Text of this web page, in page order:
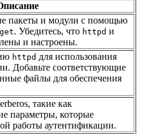
пакеты и модули с помощью
. Убедитесь, что httpd и
и настроены.
httpd для использования
Добавьте соответствующие
файлы для обеспечения
такие как
параметры, которые
работы аутентификации.